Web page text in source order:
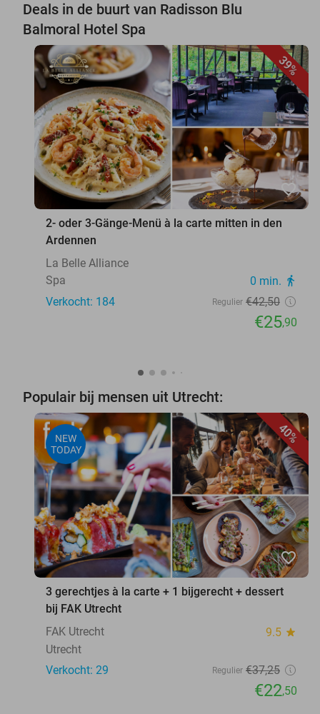
Deals in de buurt van Radisson Blu
Balmoral Hotel Spa
39%
favorite_border
2- oder 3-Gänge-Menü à la carte mitten in den
Ardennen
La Belle Alliance
Spa
0 min. directions_walk
Verkocht: 184 Regulier €42,50
€25,90
Populair bij mensen uit Utrecht:
40%
NEW
TODAY
favorite_border
3 gerechtjes à la carte + 1 bijgerecht + dessert
bij FAK Utrecht
FAK Utrecht
9.5 star
Utrecht
Verkocht: 29
Regulier €37,25
€22,50